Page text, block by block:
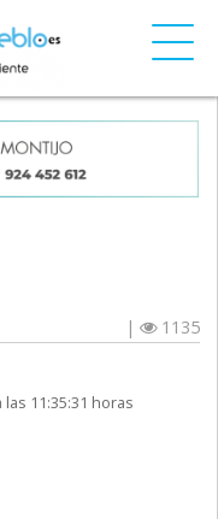
|
1135
11:35:31 horas